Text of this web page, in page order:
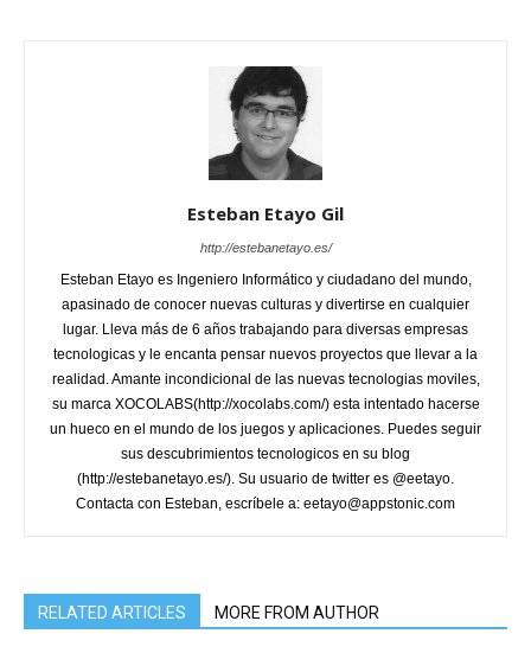
Esteban Etayo Gil
http://estebanetayo.es/
Esteban Etayo es Ingeniero Informático y ciudadano del mundo,
apasinado de conocer nuevas culturas y divertirse en cualquier
lugar. Lleva más de 6 años trabajando para diversas empresas
tecnologicas y le encanta pensar nuevos proyectos que llevar a la
realidad. Amante incondicional de las nuevas tecnologias moviles,
su marca XOCOLABS(http://xocolabs.com/) esta intentado hacerse
un hueco en el mundo de los juegos y aplicaciones. Puedes seguir
sus descubrimientos tecnologicos en su blog
(http://estebanetayo.es/). Su usuario de twitter es @eetayo.
Contacta con Esteban, escríbele a: eetayo@appstonic.com
RELATED ARTICLES MORE FROM AUTHOR